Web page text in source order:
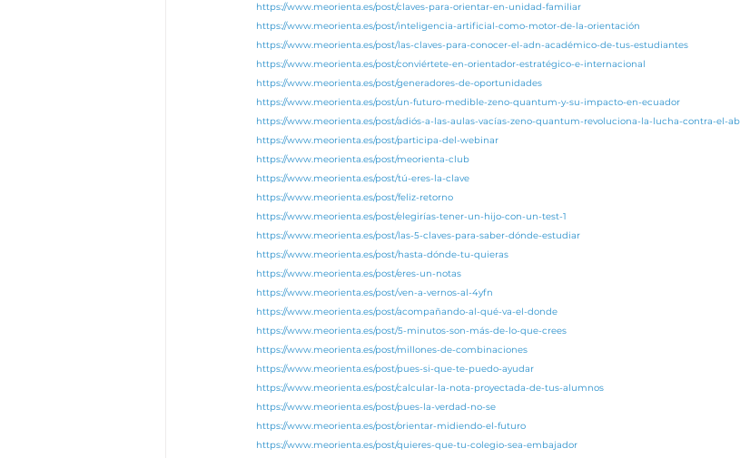
https://www.meorienta.es/post/claves-para-orientar-en-unidad-familiar
https://www.meorienta.es/post/inteligencia-artificial-como-motor-de-la-orientación
https://www.meorienta.es/post/las-claves-para-conocer-el-adn-académico-de-tus-estudiantes
https://www.meorienta.es/post/conviértete-en-orientador-estratégico-e-internacional
https://www.meorienta.es/post/generadores-de-oportunidades
https://www.meorienta.es/post/un-futuro-medible-zeno-quantum-y-su-impacto-en-ecuador
https://www.meorienta.es/post/adiós-a-las-aulas-vacías-zeno-quantum-revoluciona-la-lucha-contra-el-
https://www.meorienta.es/post/participa-del-webinar
https://www.meorienta.es/post/meorienta-club
https://www.meorienta.es/post/tú-eres-la-clave
https://www.meorienta.es/post/feliz-retorno
https://www.meorienta.es/post/elegirías-tener-un-hijo-con-un-test-1
https://www.meorienta.es/post/las-5-claves-para-saber-dónde-estudiar
https://www.meorienta.es/post/hasta-dónde-tu-quieras
https://www.meorienta.es/post/eres-un-notas
https://www.meorienta.es/post/ven-a-vernos-al-4yfn
https://www.meorienta.es/post/acompañando-al-qué-va-el-donde
https://www.meorienta.es/post/5-minutos-son-más-de-lo-que-crees
https://www.meorienta.es/post/millones-de-combinaciones
https://www.meorienta.es/post/pues-si-que-te-puedo-ayudar
https://www.meorienta.es/post/calcular-la-nota-proyectada-de-tus-alumnos
https://www.meorienta.es/post/pues-la-verdad-no-se
https://www.meorienta.es/post/orientar-midiendo-el-futuro
https://www.meorienta.es/post/quieres-que-tu-colegio-sea-embajador